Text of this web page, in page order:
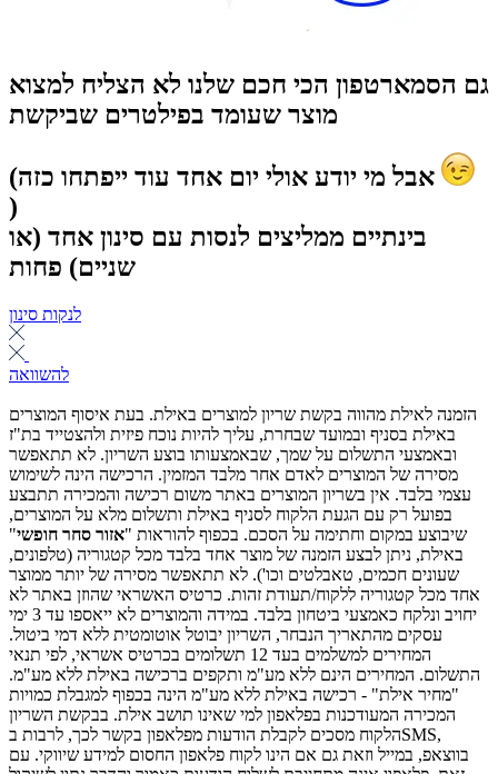
גם הסמארטפון הכי חכם שלנו לא הצליח למצוא
מוצר שעומד בפילטרים שביקשת
)
בינתיים ממליצים לנסות עם סינון אחד (או
שניים) פחות
לנקות סינון
להשוואה
הזמנה לאילת מהווה בקשת שריון למוצרים באילת. בעת איסוף המוצרים
באילת בסניף ובמועד שבחרת, עליך להיות נוכח פיזית ולהצטייד בת"ז
ובאמצעי התשלום על שמך, שבאמצעותו בוצע השריון. לא תתאפשר
מסירה של המוצרים לאדם אחר מלבד המזמין. הרכישה הינה לשימוש
עצמי בלבד. אין בשריון המוצרים באתר משום רכישה והמכירה תתבצע
בפועל רק עם הגעת הלקוח לסניף באילת ותשלום מלא על המוצרים,
שיבוצע במקום וחתימה על הסכם. בכפוף להוראות "אזור סחר חופשי"
באילת, ניתן לבצע הזמנה של מוצר אחד בלבד מכל קטגוריה (טלפונים,
שעונים חכמים, טאבלטים וכו'). לא תתאפשר מסירה של יותר ממוצר
אחד מכל קטגוריה ללקוח/תעודת זהות. כרטיס האשראי שהוזן באתר לא
יחויב ונלקח כאמצעי ביטחון בלבד. במידה והמוצרים לא ייאספו עד 3 ימי
עסקים מהתאריך הנבחר, השריון יבוטל אוטומטית ללא דמי ביטול.
המחירים למשלמים בעד 12 תשלומים בכרטיס אשראי, לפי תנאי
התשלום. המחירים הינם ללא מע"מ ותקפים ברכישה באילת ללא מע"מ.
"מחיר אילת" - רכישה באילת ללא מע"מ הינה בכפוף למגבלת כמויות
המכירה המעודכנות בפלאפון למי שאינו תושב אילת. בבקשת השריון
הלקוח מסכים לקבלת הודעות מפלאפון בקשר לכך, לרבות בSMS,
בווצאפ, במייל וזאת גם אם הינו לקוח פלאפון החסום למידע שיווקי. עם